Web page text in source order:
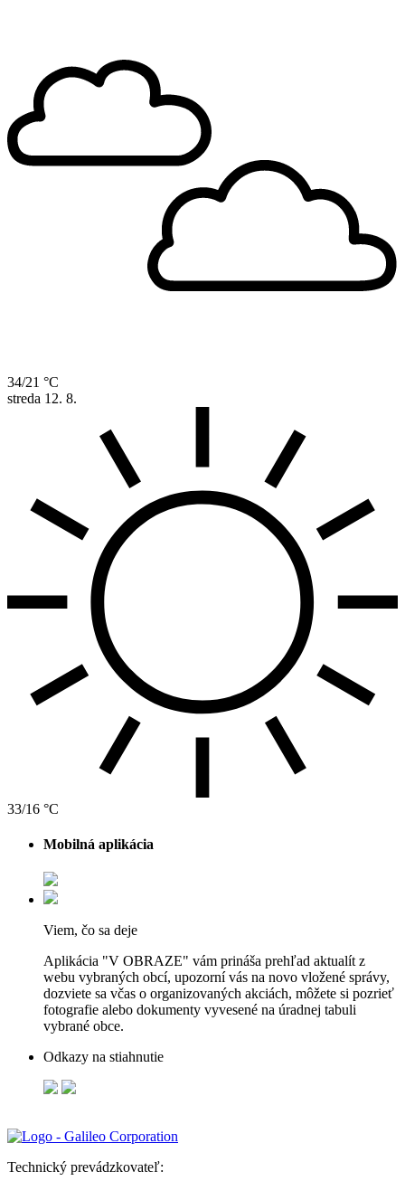
34/21 °C
streda 12. 8.
33/16 °C
Mobilná aplikácia
Viem, čo sa deje
Aplikácia "V OBRAZE" vám prináša prehľad aktualít z
webu vybraných obcí, upozorní vás na novo vložené správy,
dozviete sa včas o organizovaných akciách, môžete si pozrieť
fotografie alebo dokumenty vyvesené na úradnej tabuli
vybrané obce.
Odkazy na stiahnutie
Technický prevádzkovateľ: